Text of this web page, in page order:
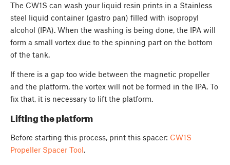
The CW1S can wash your liquid resin prints in a Stainless
steel liquid container (gastro pan) filled with isopropyl
alcohol (IPA). When the washing is being done, the IPA will
form a small vortex due to the spinning part on the bottom
of the tank.
If there is a gap too wide between the magnetic propeller
and the platform, the vortex will not be formed in the IPA. To
fix that, it is necessary to lift the platform.
Lifting the platform
Before starting this process, print this spacer: CW1S
Propeller Spacer Tool.